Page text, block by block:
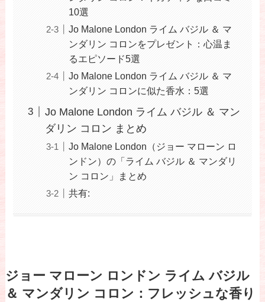
10選
Jo Malone London ライム バジル ＆ マ
ンダリン コロンをプレゼント：心温ま
るエピソード5選
Jo Malone London ライム バジル ＆ マ
ンダリン コロンに似た香水：5選
Jo Malone London ライム バジル ＆ マン
ダリン コロン まとめ
Jo Malone London（ジョー マローン ロ
ンドン）の「ライム バジル ＆ マンダリ
ン コロン」まとめ
共有:
ジョー マローン ロンドン ライム バジル
＆ マンダリン コロン：フレッシュな香り